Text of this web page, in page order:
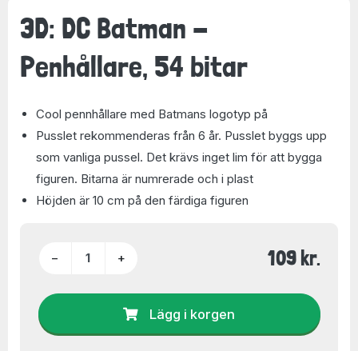
3D: DC Batman -
Penhållare, 54 bitar
Cool pennhållare med Batmans logotyp på
Pusslet rekommenderas från 6 år. Pusslet byggs upp
som vanliga pussel. Det krävs inget lim för att bygga
figuren. Bitarna är numrerade och i plast
Höjden är 10 cm på den färdiga figuren
− + 109 kr.
Lägg i korgen